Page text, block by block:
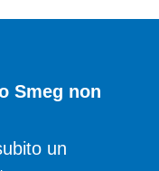
Smeg non
un